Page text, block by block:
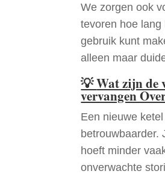
We zorgen ook
tevoren hoe
gebruik kunt
alleen maar
💡Wat zijn de
vervangen
Een nieuwe
betrouwbaarder.
hoeft minder
onverwachte